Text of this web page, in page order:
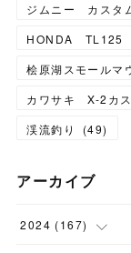
ジムニー カスタ
HONDA TL125
桧原湖スモールマ
カワサキ X-2カ
渓流釣り
(49)
アーカイブ
2024 (167)